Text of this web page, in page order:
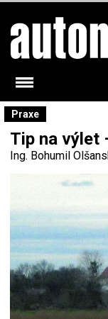
Praxe
Tip na výlet
Ing. Bohumil